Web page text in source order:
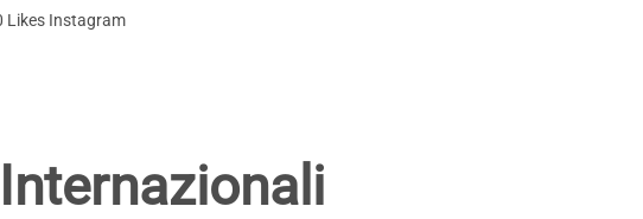
Likes Instagram